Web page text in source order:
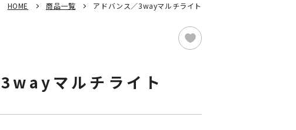
目的・シーン
HOME 商品一覧 アドバンス／3wayマルチライト
マルチライト